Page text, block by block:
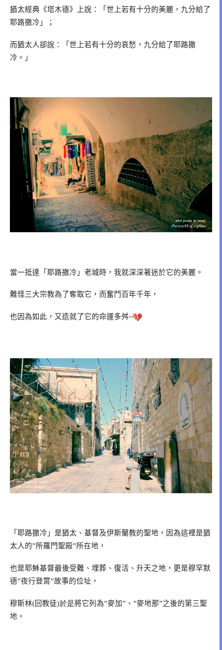
猶太經典《塔木德》上說 ：
「世上若有十分的美麗，九分給了
耶路撒冷」；
而猶太人卻說 ：
「世上若有十分的哀愁，九分給了耶路撒
冷。」
當一抵達「耶路撒冷」老城時，我就深深著迷於它的美麗。
難怪三大宗教為了奪取它，而奮鬥百年千年，
也因為如此，又造就了它的命運多舛~
「耶路撒冷」是猶太、基督及伊斯蘭教的聖地， 因為這裡是猶
太人的”所羅門聖殿”所在地，
也是耶穌基督最後受難、埋葬、復活、升天之地， 更是穆罕默
德”夜行登霄”故事的位址，
穆斯林(回教徒)於是將它列為”麥加” 、 ”麥地那”之後的第三聖
地。